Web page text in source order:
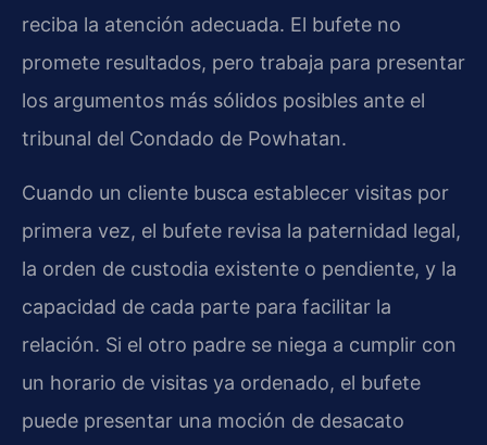
reciba la atención adecuada. El bufete no
promete resultados, pero trabaja para presentar
los argumentos más sólidos posibles ante el
tribunal del Condado de Powhatan.
Cuando un cliente busca establecer visitas por
primera vez, el bufete revisa la paternidad legal,
la orden de custodia existente o pendiente, y la
capacidad de cada parte para facilitar la
relación. Si el otro padre se niega a cumplir con
un horario de visitas ya ordenado, el bufete
puede presentar una moción de desacato